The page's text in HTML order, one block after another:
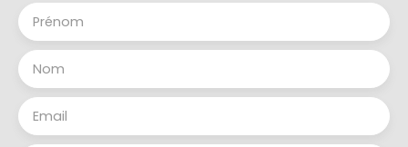
Prénom
Nom
Email